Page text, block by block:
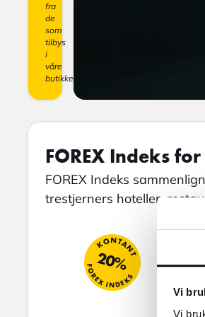
Vi
Vi
fra
de
som
tilbys
i
våre
butikker.
FOREX Indeks
FOREX Indeks
trestjerners hoteller,
KONTANT
20%
FOREX INDEKS